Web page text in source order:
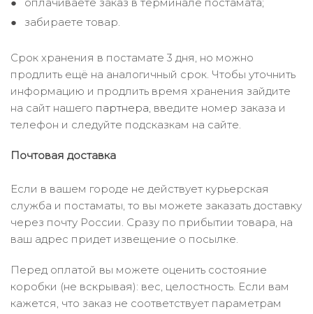
забираете товар.
Срок хранения в постамате 3 дня, но можно
продлить ещё на аналогичный срок. Чтобы уточнить
информацию и продлить время хранения зайдите
на сайт нашего партнера, введите номер заказа и
телефон и следуйте подсказкам на сайте.
Почтовая доставка
Если в вашем городе не действует курьерская
служба и постаматы, то вы можете заказать доставку
через почту России. Сразу по прибытии товара, на
ваш адрес придет извещение о посылке.
Перед оплатой вы можете оценить состояние
коробки (не вскрывая): вес, целостность. Если вам
кажется, что заказ не соответствует параметрам